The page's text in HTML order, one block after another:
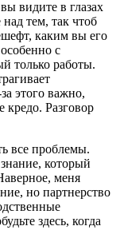
видите в глазах
тем, так чтоб
каким вы его
с
только работы.
этого важно,
кредо. Разговор
все проблемы.
который
меня
но партнерство
здесь, когда